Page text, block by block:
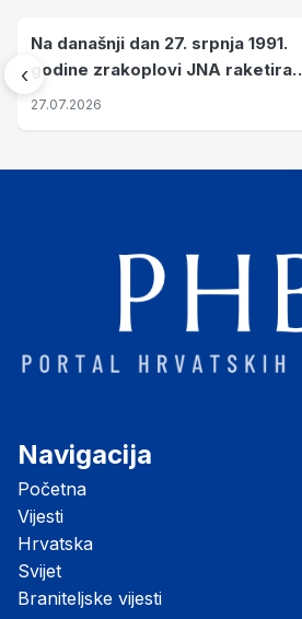
‹
Na današnji dan 27. srpnja 1991.
godine zrakoplovi JNA raketirali
su vojarnu i obučni centar "Nikola
27.07.2026
Navigacija
Početna
Vijesti
Hrvatska
Svijet
Braniteljske vijesti